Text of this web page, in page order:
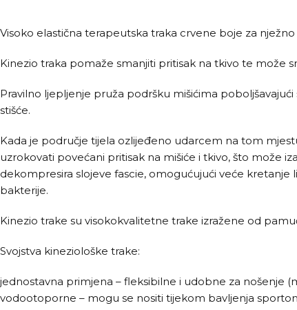
Visoko elastična terapeutska traka crvene boje za
Kinezio traka pomaže smanjiti pritisak na tkivo te može
Pravilno ljepljenje pruža podršku mišićima
stišće.
Kada je područje tijela ozlijeđeno udarcem na tom
uzrokovati povećani pritisak na mišiće i tkivo, što može
dekompresira slojeve fascie, omogućujući veće
bakterije.
Kinezio trake su visokokvalitetne trake izražene od
Svojstva kineziološke trake:
jednostavna primjena – fleksibilne i udobne za nošenje
vodootoporne – mogu se nositi tijekom bavljenja